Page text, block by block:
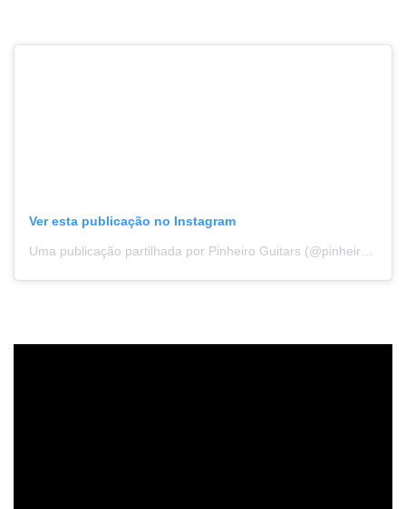
Ver esta publicação no Instagram